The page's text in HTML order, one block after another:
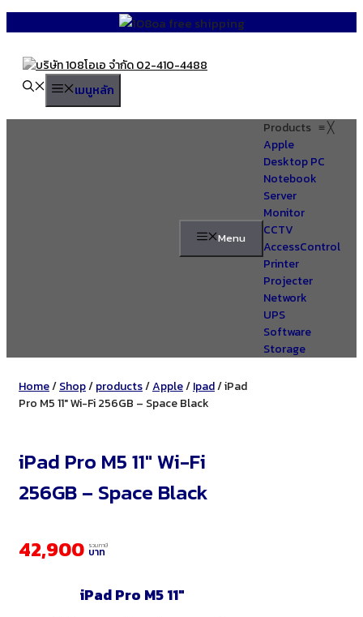
content
เมนูหลัก
Menu
Products ≡╳
Apple
Desktop PC
Notebook
Server
Monitor
CCTV
AccessControl
Printer
Projecter
Network
UPS
Software
Storage
Home/Shop/products/Apple/Ipad/ iPad
Pro M5 11″ Wi-Fi 256GB – Space Black
iPad Pro M5 11″ Wi-Fi
256GB – Space Black
42,900 รวมภาษี
บาท
iPad Pro M5 11″